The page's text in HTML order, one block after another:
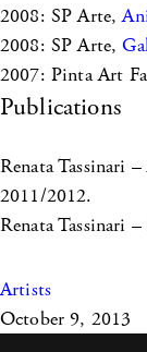
2008: SP Arte,
2008: SP Arte,
2007: Pinta Art
Publications
Renata Tassinari
2011/2012.
Renata Tassinari
Artists
October 9, 2013